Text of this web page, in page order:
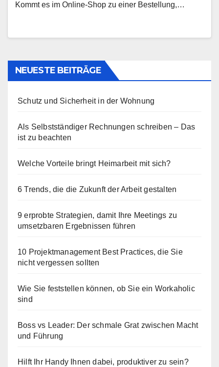
Kommt es im Online-Shop zu einer Bestellung,…
NEUESTE BEITRÄGE
Schutz und Sicherheit in der Wohnung
Als Selbstständiger Rechnungen schreiben – Das
ist zu beachten
Welche Vorteile bringt Heimarbeit mit sich?
6 Trends, die die Zukunft der Arbeit gestalten
9 erprobte Strategien, damit Ihre Meetings zu
umsetzbaren Ergebnissen führen
10 Projektmanagement Best Practices, die Sie
nicht vergessen sollten
Wie Sie feststellen können, ob Sie ein Workaholic
sind
Boss vs Leader: Der schmale Grat zwischen Macht
und Führung
Hilft Ihr Handy Ihnen dabei, produktiver zu sein?